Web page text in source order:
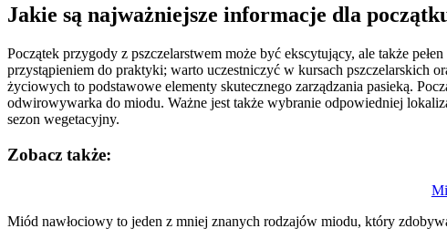
Jakie są najważniejsze informacje dla
Początek przygody z pszczelarstwem może być ekscytujący, ale także
przystąpieniem do praktyki; warto uczestniczyć w kursach pszczelarskich
życiowych to podstawowe elementy skutecznego zarządzania pasieką.
odwirowywarka do miodu. Ważne jest także wybranie odpowiedniej
sezon wegetacyjny.
Zobacz także:
Miód nawłociowy to jeden z mniej znanych rodzajów miodu, który
wpisu